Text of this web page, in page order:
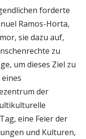
forderte
Ramos-Horta,
sie dazu auf,
zu
um dieses Ziel zu
der
eine Feier der
und Kulturen,